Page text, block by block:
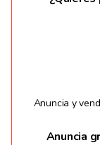
Anuncia y
Anuncia